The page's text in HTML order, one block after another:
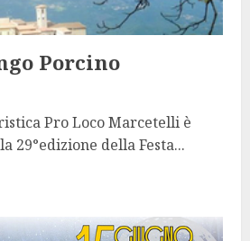
Porcino
Pro Loco Marcetelli è
29°edizione della Festa...